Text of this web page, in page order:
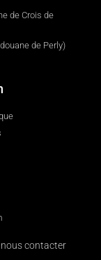
de Crois de
de Perly)
nous contacter